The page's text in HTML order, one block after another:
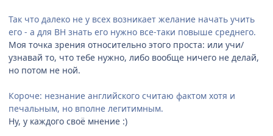
Так что далеко не у всех возникает желание начать учить
его - а для ВН знать его нужно все-таки повыше среднего.
Моя точка зрения относительно этого проста: или учи/
узнавай то, что тебе нужно, либо вообще ничего не делай,
но потом не ной.
Короче: незнание английского считаю фактом хотя и
печальным, но вполне легитимным.
Ну, у каждого своё мнение :)